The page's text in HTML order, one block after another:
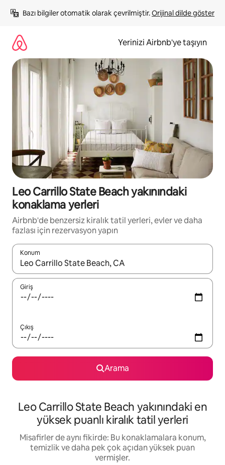
atla
Bazı bilgiler otomatik olarak çevrilmiştir. Orijinal dilde göster
Yerinizi Airbnb'ye taşıyın
Leo Carrillo State Beach yakınındaki
konaklama yerleri
Airbnb'de benzersiz kiralık tatil yerleri, evler ve daha
fazlası için rezervasyon yapın
Konum
Sonuçlar kullanılabilir olduğunda yukarı ve aşağı oklarıyla
Giriş
Çıkış
Arama
Leo Carrillo State Beach yakınındaki en
yüksek puanlı kiralık tatil yerleri
Misafirler de aynı fikirde: Bu konaklamalara konum,
temizlik ve daha pek çok açıdan yüksek puan
vermişler.